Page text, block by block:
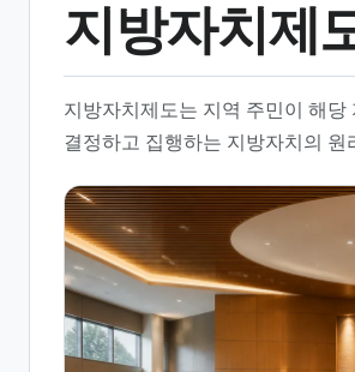
지방자치제
지방자치제도는 지역 주민이 해
결정하고 집행하는 지방자치의
개요
지방자치제도의 법적 근거와
지방자치단체의 조직과 구성
지방자치 행정 및 시험 제도
지방자치의 기능과 역할